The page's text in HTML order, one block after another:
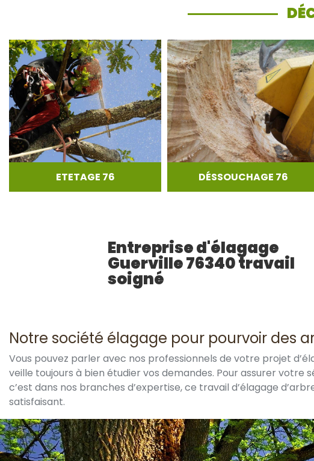
ETETAGE 76 DÉSSOUCHAGE 76
Entreprise d'élagage
Guerville 76340 travail
soigné
Notre société élagage pour pourvoir des
Vous pouvez parler avec nos professionnels de votre projet
veille toujours à bien étudier vos demandes. Pour assurer
c’est dans nos branches d’expertise, ce travail d’élagage
satisfaisant.